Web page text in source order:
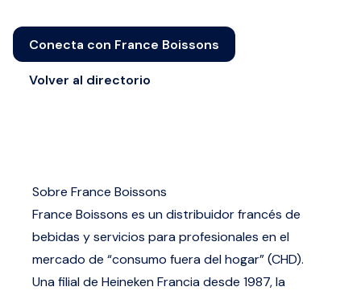
Conecta con France Boissons
Volver al directorio
Sobre France Boissons
France Boissons es un distribuidor francés de
bebidas y servicios para profesionales en el
mercado de “consumo fuera del hogar” (CHD).
Una filial de Heineken Francia desde 1987, la